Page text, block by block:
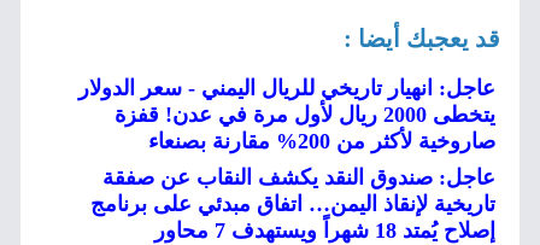
قد يعجبك أيضا :
عاجل: انهيار تاريخي للريال اليمني - سعر الدولار
يتخطى 2000 ريال لأول مرة في عدن! قفزة
صاروخية لأكثر من 200% مقارنة بصنعاء
عاجل: صندوق النقد يكشف النقاب عن صفقة
تاريخية لإنقاذ اليمن… اتفاق مبدئي على برنامج
إصلاح يُمتد 18 شهراً ويستهدف 7 محاور